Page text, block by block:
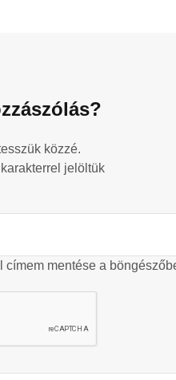
közzé.
karakterrel jelöltük
címem mentése a